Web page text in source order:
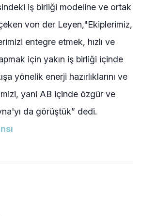
iş birliği modeline ve ortak
von der Leyen,"Ekiplerimiz,
entegre etmek, hızlı ve
için yakın iş birliği içinde
yönelik enerji hazırlıklarını ve
yani AB içinde özgür ve
da görüştük” dedi.